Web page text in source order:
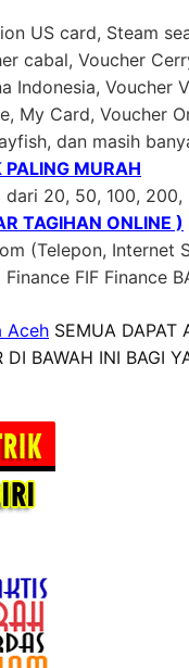
US card, Steam
cabal, Voucher
Indonesia, Voucher
My Card, Voucher
dan masih
PALING MURAH
20, 50, 100,
TAGIHAN ONLINE )
(Telepon,
FIF Finance
Aceh SEMUA DAPAT
DI BAWAH INI BAGI